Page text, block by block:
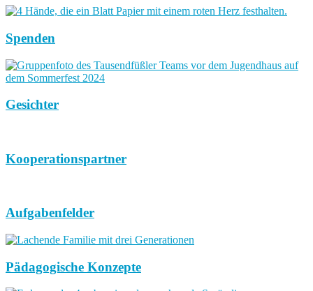
Spenden
Gesichter
Kooperationspartner
Aufgabenfelder
Pädagogische Konzepte